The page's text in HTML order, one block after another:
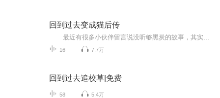
回到过去变成猫后传
16 7.7万
回到过去追校草|免费
58 5.4万